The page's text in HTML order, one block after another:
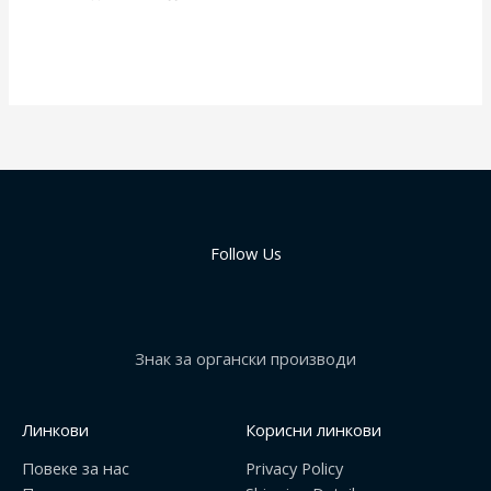
Follow Us
Знак за органски производи
Линкови
Повеке за нас
Корисни линкови
Privacy Policy